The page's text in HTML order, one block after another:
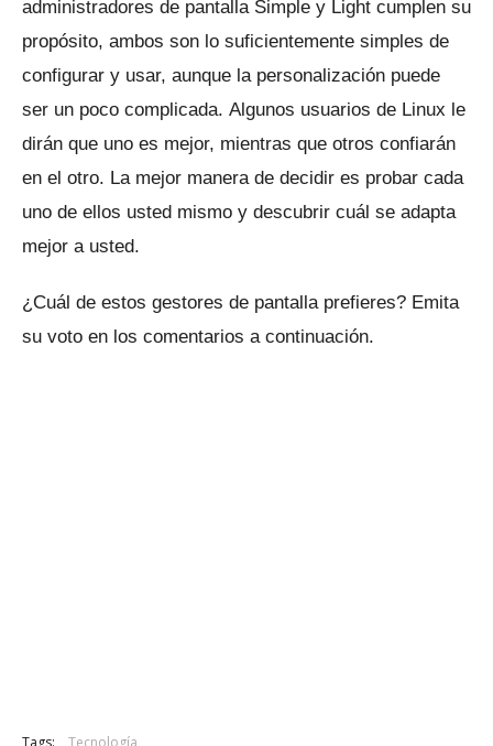
administradores de pantalla Simple y Light cumplen su
propósito, ambos son lo suficientemente simples de
configurar y usar, aunque la personalización puede
ser un poco complicada. Algunos usuarios de Linux le
dirán que uno es mejor, mientras que otros confiarán
en el otro. La mejor manera de decidir es probar cada
uno de ellos usted mismo y descubrir cuál se adapta
mejor a usted.
¿Cuál de estos gestores de pantalla prefieres? Emita
su voto en los comentarios a continuación.
Tags: Tecnología